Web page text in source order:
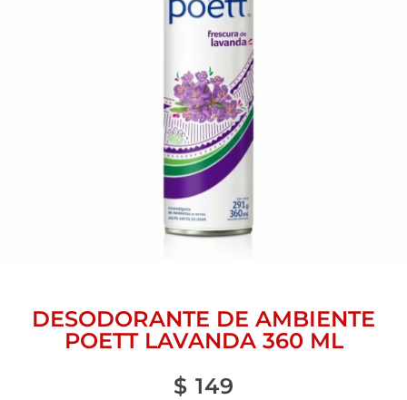
DESODORANTE DE AMBIENTE
POETT LAVANDA 360 ML
$ 149